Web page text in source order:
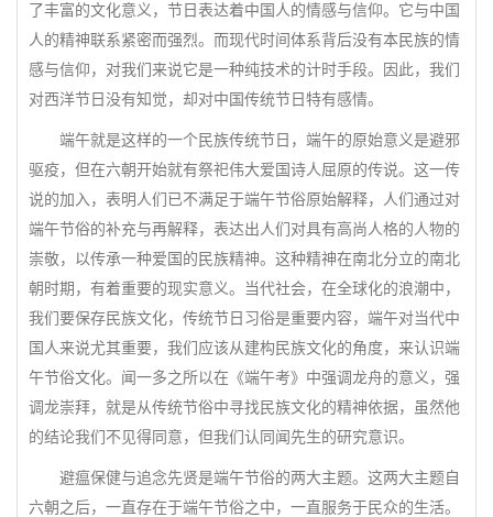
了丰富的文化意义，节日表达着中国人的情感与信仰。它与中国
人的精神联系紧密而强烈。而现代时间体系背后没有本民族的情
感与信仰，对我们来说它是一种纯技术的计时手段。因此，我们
对西洋节日没有知觉，却对中国传统节日特有感情。
端午就是这样的一个民族传统节日，端午的原始意义是避邪
驱疫，但在六朝开始就有祭祀伟大爱国诗人屈原的传说。这一传
说的加入，表明人们已不满足于端午节俗原始解释，人们通过对
端午节俗的补充与再解释，表达出人们对具有高尚人格的人物的
崇敬，以传承一种爱国的民族精神。这种精神在南北分立的南北
朝时期，有着重要的现实意义。当代社会，在全球化的浪潮中，
我们要保存民族文化，传统节日习俗是重要内容，端午对当代中
国人来说尤其重要，我们应该从建构民族文化的角度，来认识端
午节俗文化。闻一多之所以在《端午考》中强调龙舟的意义，强
调龙崇拜，就是从传统节俗中寻找民族文化的精神依据，虽然他
的结论我们不见得同意，但我们认同闻先生的研究意识。
避瘟保健与追念先贤是端午节俗的两大主题。这两大主题自
六朝之后，一直存在于端午节俗之中，一直服务于民众的生活。